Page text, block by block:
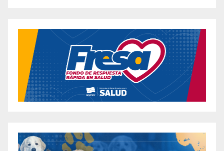
Are Bliss Max + Keto ACV Gummies the Secret
to Effective Weight Loss? A Comprehensive
Review
Exploring the Potential of CBD Gummies for
Weight Loss
Depth Analysis
Are Keto Gummies a Scam? Let’s Dig Into the